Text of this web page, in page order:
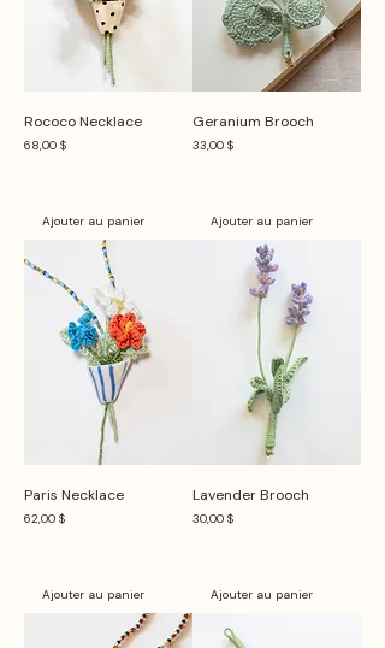
Rococo Necklace
Prix
68,00 $
Ajouter au panier
Geranium Brooch
Prix
33,00 $
Ajouter au panier
Paris Necklace
Prix
62,00 $
Ajouter au panier
Lavender Brooch
Prix
30,00 $
Ajouter au panier